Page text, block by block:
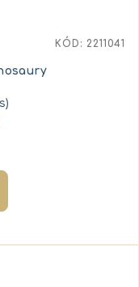
KÓD: 2211041